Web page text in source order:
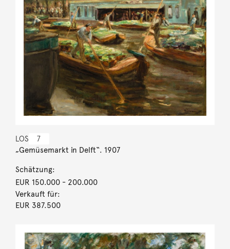
LOS 7
„Gemüsemarkt in Delft“. 1907
Schätzung:
EUR 150.000- 200.000
Verkauft für:
EUR 387.500